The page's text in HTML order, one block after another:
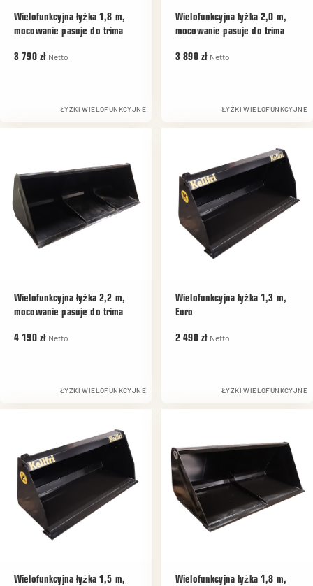
Wielofunkcyjna łyżka 1,8 m,
mocowanie pasuje do trima
3 790 zł Netto
ŁYŻKI WIELOFUNKCYJNE
Wielofunkcyjna łyżka 2,0 m,
mocowanie pasuje do trima
3 890 zł Netto
ŁYŻKI WIELOFUNKCYJNE
Wielofunkcyjna łyżka 2,2 m,
mocowanie pasuje do trima
4 190 zł Netto
ŁYŻKI WIELOFUNKCYJNE
Wielofunkcyjna łyżka 1,3 m,
Euro
2 490 zł Netto
ŁYŻKI WIELOFUNKCYJNE
Wielofunkcyjna łyżka 1,5 m,
Wielofunkcyjna łyżka 1,8 m,